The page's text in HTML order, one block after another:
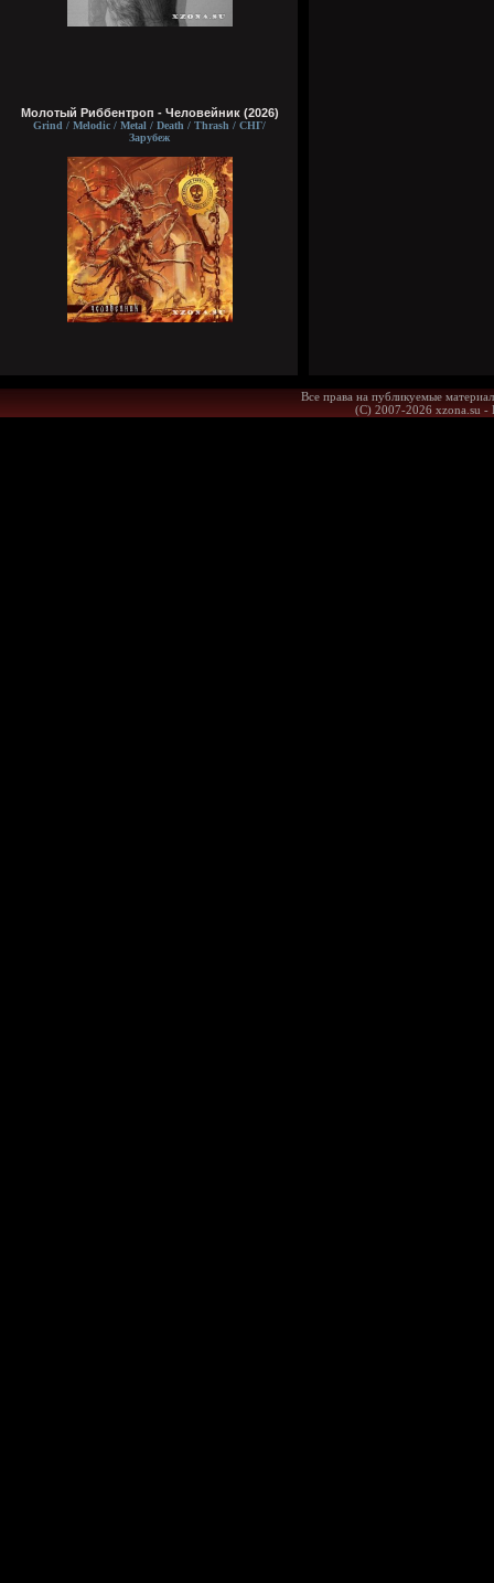
Молотый Риббентроп - Человейник (2026)
Grind / Melodic / Metal / Death / Thrash / СНГ/
Зарубеж
Все права на публикуемые
(С) 2007-2026 xzona.su -